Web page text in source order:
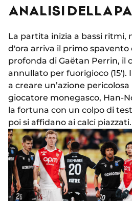
ANALISI DELLA
La partita inizia a bassi ritmi,
d'ora arriva il primo spavento
profonda di Gaëtan Perrin, il
annullato per fuorigioco (15').
a creare un’azione pericolosa
giocatore monegasco, Han-
la fortuna con un colpo di
poi si affidano ai calci piazzati.